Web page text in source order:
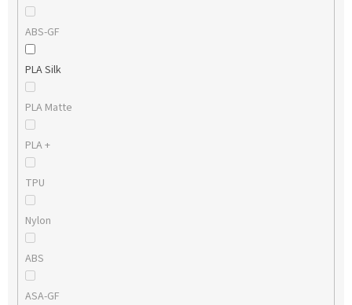
ABS-GF
PLA Silk
PLA Matte
PLA +
TPU
Nylon
ABS
ASA-GF